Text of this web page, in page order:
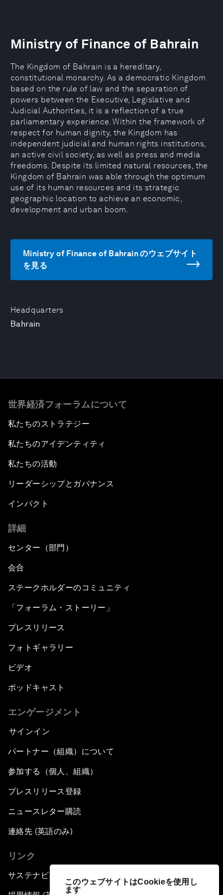
このウェブサイトはCookieを使用し
ます
Headquarters
Bahrain
Ministry of Finance of Bahrain
The Kingdom of Bahrain is a hereditary,
constitutional monarchy. As a democratic Kingdom
based on the rule of law and the separation of
powers between the Executive, Legislative and
Judicial Authorities, it is a reflection of a true
parliamentary experience. Within the framework of
respect for human dignity, the Kingdom has
independent judicial and human rights institutions,
an active civil society, as well as press and media
freedoms. Despite its limited natural resources, the
Kingdom of Bahrain was able through the optimum
use of its human resources and its strategic
geographic location to achieve an economic,
development and urban boom.
Ministry of Finance of Bahrain のウェブサイト
を見る
世界経済フォーラムについて
私たちのストラテジー
私たちのアイデンティティ
私たちの活動
リーダーシップとガバナンス
インパクト
詳細
センター（部門）
会合
ステークホルダーのコミュニティ
「フォーラム・ストーリー」
プレスリリース
フォトギャラリー
ビデオ
ポッドキャスト
エンゲージメント
サインイン
パートナー（組織）について
参加する（個人、組織）
プレスリリース登録
ニュースレター購読
連絡先 (英語のみ)
リンク
サステナビリティへの取り組み